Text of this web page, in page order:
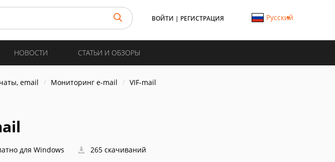
ВОЙТИ | РЕГИСТРАЦИЯ Русский
НОВОСТИ СТАТЬИ И ОБЗОРЫ
email Мониторинг e-mail VIF-mail
для Windows 265 скачиваний